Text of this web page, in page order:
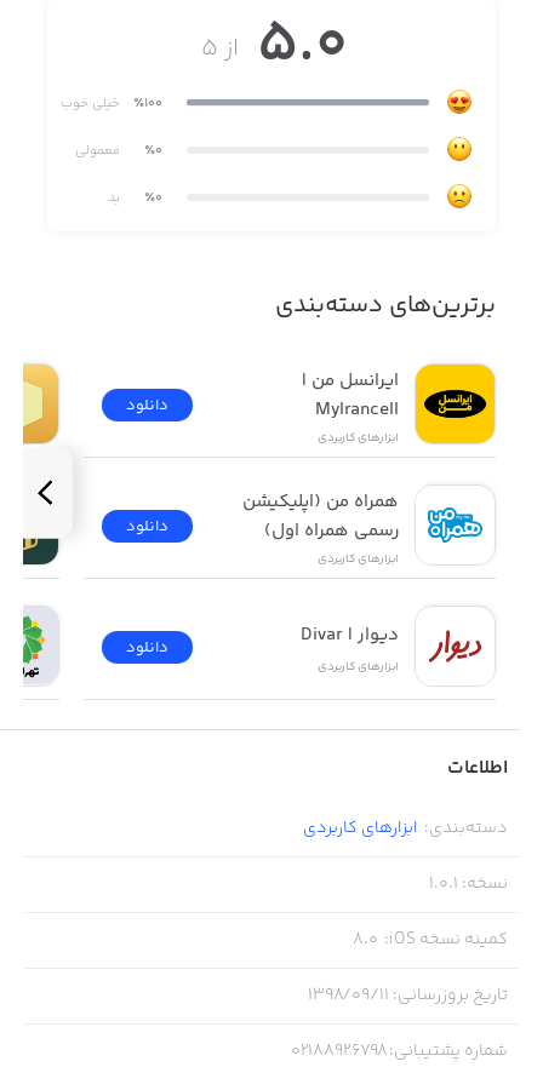
گزارش دقیق تراکنش ها و تماس ها از ۵ 5.0
٪100 خیلی خوب
٪0 معمولی
٪0 بد
برترین‌های دسته‌بندی
MyIrancell
ابزار‌های کاربردی
دانلود
رسمی همراه اول)
ابزار‌های کاربردی
دانلود
دیوار | Divar
ابزار‌های کاربردی
دانلود
اطلاعات
دسته‌بندی: ابزار‌های کاربردی
نسخه:
1.0.1
کمینه نسخه iOS :
8.0
تاریخ بروزرسانی: ۱۳۹۸/۰۹/۱۱
شماره پشتیبانی:
02188926798